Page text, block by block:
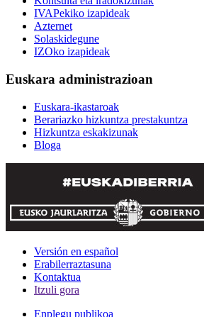
IVAPekiko izapideak
Azternet
Solaskidegune
IZOko izapideak
Euskara administrazioan
Euskara-ikastaroak
Berariazko hizkuntza prestakuntza
Hizkuntza eskakizunak
Bloga
Versión en español
Erabilerraztasuna
Kontaktua
Itzuli gora
Enplegu publikoa